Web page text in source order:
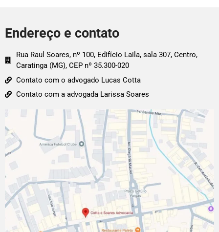
Endereço e contato
Rua Raul Soares, nº 100, Edifício Laila, sala 307, Centro,
Caratinga (MG), CEP nº 35.300-020
Contato com o advogado Lucas Cotta
Contato com a advogada Larissa Soares